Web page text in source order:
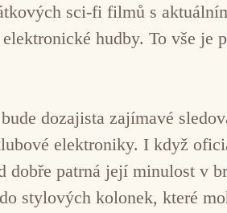
sci-fi filmů s
hudby. To vše je
dozajista zajímavé
elektroniky. I když
patrná její minulost v
stylových kolonek, které